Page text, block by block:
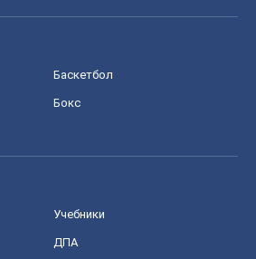
Баскетбол
Бокс
Учебники
ДПА